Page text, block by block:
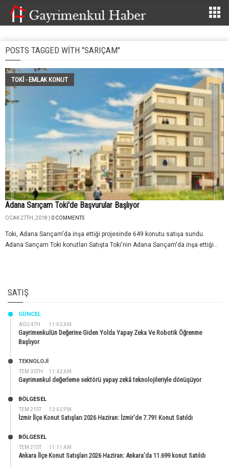
POSTS TAGGED WITH "SARIÇAM"
TOKİ - EMLAK KONUT
Adana Sarıçam Toki'de Başvurular Başlıyor
OCAK 27TH, 2018 | 0 COMMENTS
Toki, Adana Sarıçam'da inşa ettiği projesinde 649 konutu satışa sundu.
Adana Sarıçam Toki konutları Satışta Toki'nin Adana Sarıçam'da inşa ettiği...
SATIŞ
AĞU 4TH 11:02 AM
GÜNCEL
Gayrimenkulün Değerine Giden Yolda Yapay Zeka Ve Robotik Öğrenme
Başlıyor
TEM 30TH 11:42 AM
TEKNOLOJİ
Gayrimenkul değerleme sektörü yapay zekâ teknolojileriyle dönüşüyor
TEM 21ST 12:02 PM
BÖLGESEL
İzmir İlçe Konut Satışları 2026 Haziran: İzmir’de 7.791 Konut Satıldı
TEM 21ST 11:11 AM
BÖLGESEL
Ankara İlçe Konut Satışları 2026 Haziran: Ankara’da 11.699 konut Satıldı